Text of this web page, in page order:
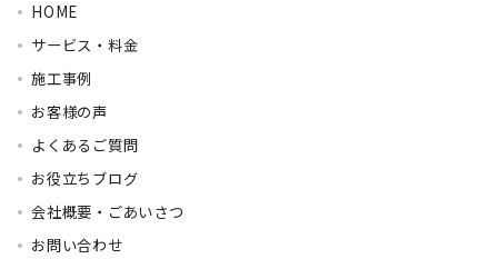
HOME
サービス・料金
施工事例
お客様の声
よくあるご質問
お役立ちブログ
会社概要・ごあいさつ
お問い合わせ